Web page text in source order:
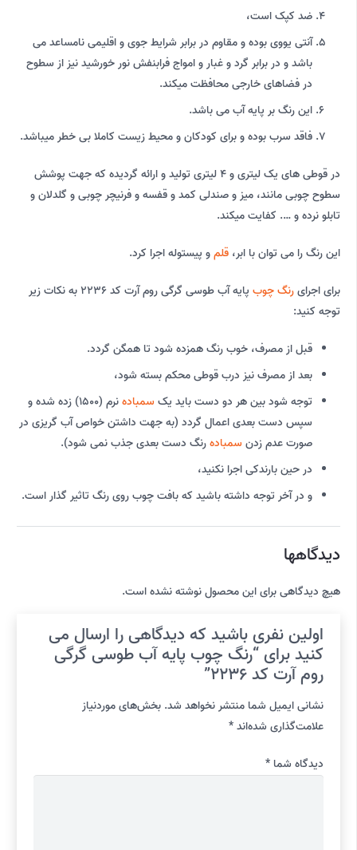
ضد کپک است،
آنتی یووی بوده و مقاوم در برابر شرایط جوی و اقلیمی نامساعد می
باشد و در برابر گرد و غبار و امواج فرابنفش نور خورشید نیز از سطوح
در فضاهای خارجی محافظت میکند.
این رنگ بر پایه آب می باشد.
فاقد سرب بوده و برای کودکان و محیط زیست کاملا بی خطر میباشد.
در قوطی های یک لیتری و 4 لیتری تولید و ارائه گردیده که جهت پوشش
سطوح چوبی مانند، میز و صندلی کمد و قفسه و فرنیچر چوبی و گلدلان و
تابلو نرده و …. کفایت میکند.
این رنگ را می توان با ابر، قلمو پیستوله اجرا کرد.
برای اجرایرنگ چوب
پایه آب طوسی گرگی روم آرت کد 2236 به نکات زیر
توجه کنید:
قبل از مصرف، خوب رنگ همزده شود تا همگن گردد.
بعد از مصرف نیز درب قوطی محکم بسته شود،
توجه شود بین هر دو دست باید یک سمباده
نرم (1500) زده شده و
سپس دست بعدی اعمال گردد (به جهت داشتن خواص آب گریزی در
صورت عدم زدن سمبادهرنگ دست بعدی جذب نمی شود).
در حین بارندکی اجرا نکنید،
و در آخر توجه داشته باشید که بافت چوب روی رنگ تاثیر گذار است.
دیدگاهها
هیچ دیدگاهی برای این محصول نوشته نشده است.
اولین نفری باشید که دیدگاهی را ارسال می
کنید برای “رنگ چوب پایه آب طوسی گرگی
روم آرت کد 2236”
نشانی ایمیل شما منتشر نخواهد شد. بخش‌های موردنیاز
علامت‌گذاری شده‌اند*
دیدگاه شما *